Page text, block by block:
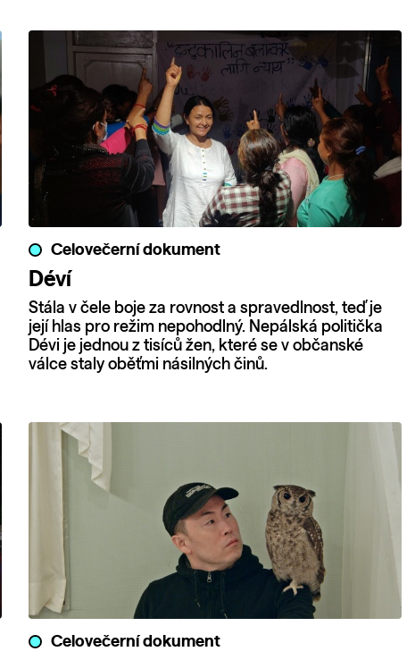
Celovečerní dokument
Déví
Stála v čele boje za rovnost a spravedlnost, teď je
její hlas pro režim nepohodlný. Nepálská politička
Dévi je jednou z tisíců žen, které se v občanské
válce staly oběťmi násilných činů.
Celovečerní dokument